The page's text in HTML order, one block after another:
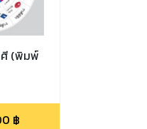
(พิมพ์
฿